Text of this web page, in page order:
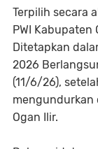
Terpilih secara
PWI Kabupaten
Ditetapkan
2026
(11/6/26),
mengundurkan
Ogan Ilir.